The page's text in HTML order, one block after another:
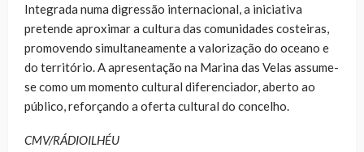
Integrada numa digressão internacional, a iniciativa
pretende aproximar a cultura das comunidades costeiras,
promovendo simultaneamente a valorização do oceano e
do território. A apresentação na Marina das Velas assume-
se como um momento cultural diferenciador, aberto ao
público, reforçando a oferta cultural do concelho.
CMV/RÁDIOILHÉU